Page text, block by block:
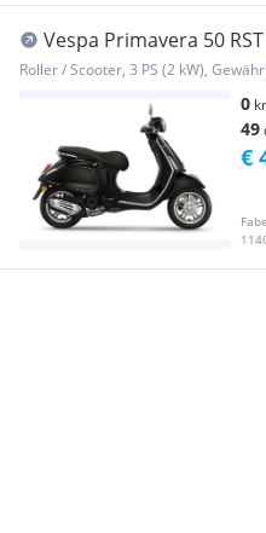
Vespa Primavera 50 RST
Roller / Scooter, 3 PS (2 kW),
0
49
€